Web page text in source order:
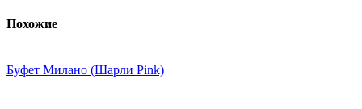
Похожие
Буфет Милано (Шарли Pink)